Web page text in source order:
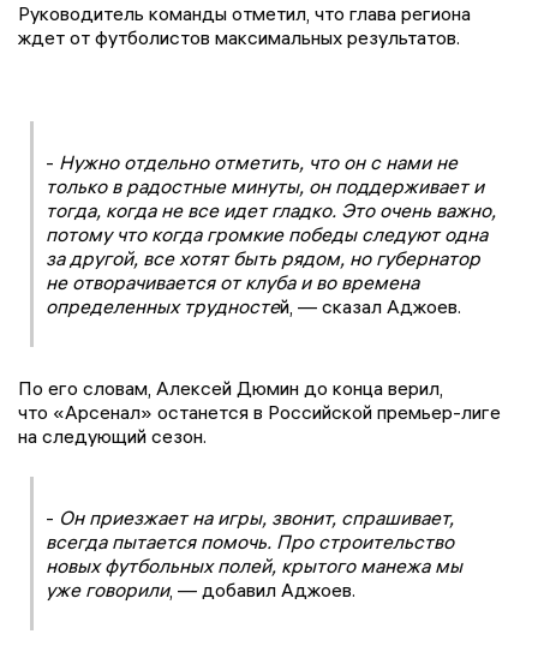
Руководитель команды отметил, что глава региона
ждет от футболистов максимальных результатов.
- Нужно отдельно отметить, что он с нами не
только в радостные минуты, он поддерживает и
тогда, когда не все идет гладко. Это очень важно,
потому что когда громкие победы следуют одна
за другой, все хотят быть рядом, но губернатор
не отворачивается от клуба и во времена
определенных трудностей, — сказал Аджоев.
По его словам, Алексей Дюмин до конца верил,
что «Арсенал» останется в Российской премьер-лиге
на следующий сезон.
- Он приезжает на игры, звонит, спрашивает,
всегда пытается помочь. Про строительство
новых футбольных полей, крытого манежа мы
уже говорили, — добавил Аджоев.